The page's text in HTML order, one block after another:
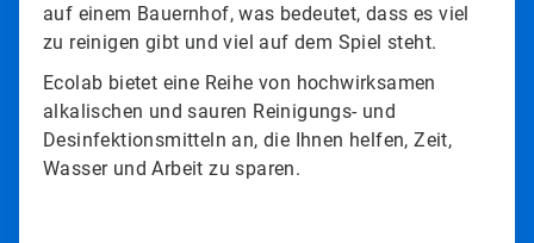
auf einem Bauernhof, was bedeutet, dass es viel
zu reinigen gibt und viel auf dem Spiel steht.​​​​​​​
Ecolab bietet eine Reihe von hochwirksamen
alkalischen und sauren Reinigungs- und
Desinfektionsmitteln an, die Ihnen helfen, Zeit,
Wasser und Arbeit zu sparen.​​​​​​​